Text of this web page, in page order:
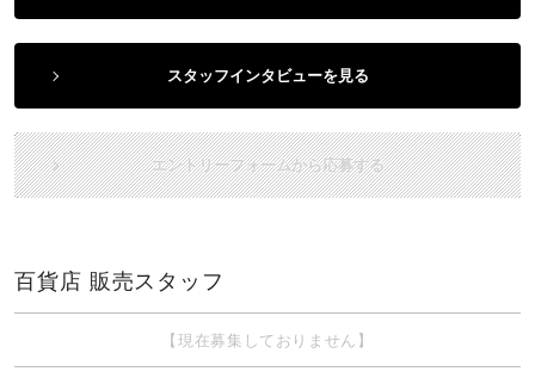
スタッフインタビューを見る
エントリーフォームから応募する
百貨店 販売スタッフ
【現在募集しておりません】